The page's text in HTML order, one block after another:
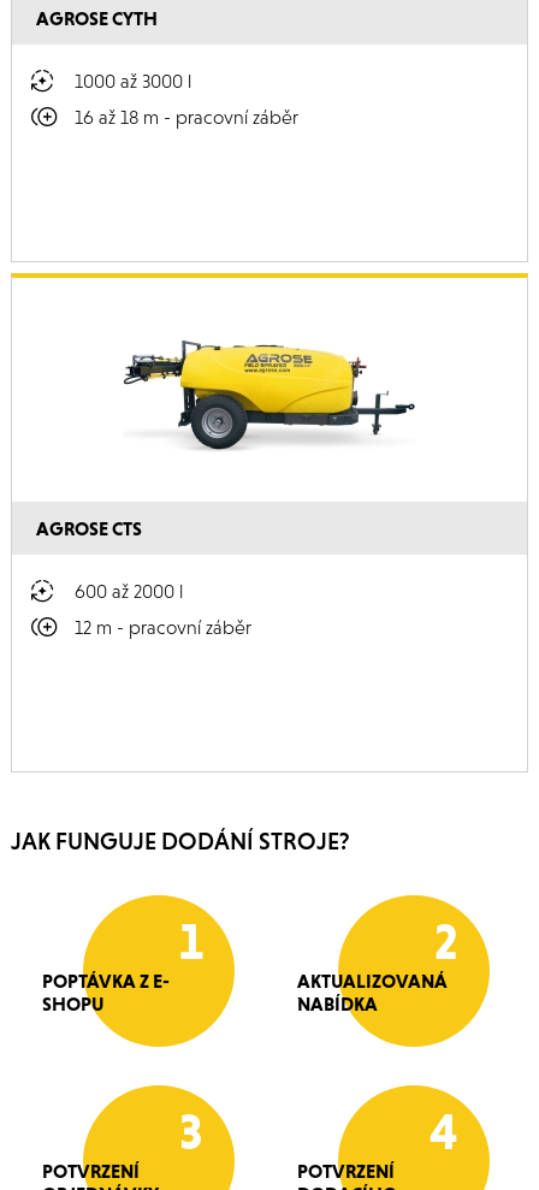
AGROSE CYTH
1000 až 3000 l
16 až 18 m - pracovní záběr
AGROSE CTS
600 až 2000 l
12 m - pracovní záběr
JAK FUNGUJE DODÁNÍ STROJE?
1
POPTÁVKA Z E-
SHOPU
2
AKTUALIZOVANÁ
NABÍDKA
3
POTVRZENÍ
4
POTVRZENÍ